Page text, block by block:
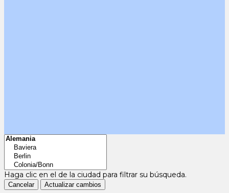
Haga clic en el de la ciudad para filtrar su búsqueda.
Cancelar Actualizar cambios